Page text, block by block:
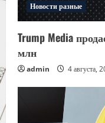
Новости разные
Trump Media
млн
admin 4 августа,